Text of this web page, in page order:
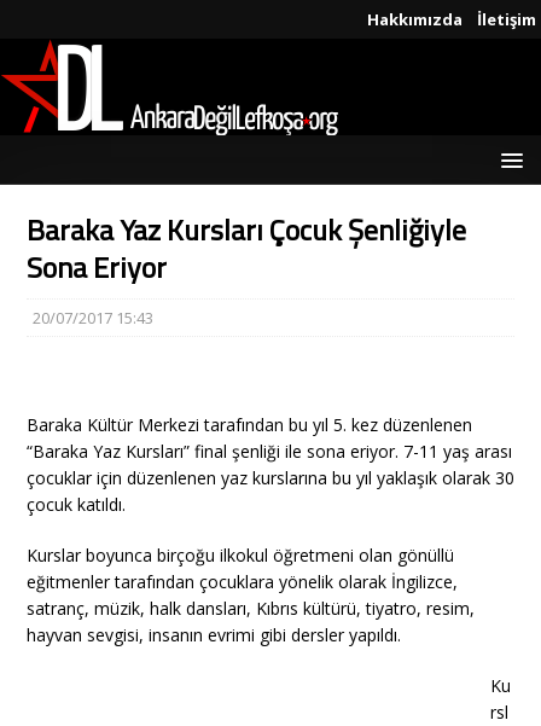
Hakkımızda İletişim
Baraka Yaz Kursları Çocuk Şenliğiyle
Sona Eriyor
20/07/2017 15:43
Baraka Kültür Merkezi tarafından bu yıl 5. kez düzenlenen
“Baraka Yaz Kursları” final şenliği ile sona eriyor. 7-11 yaş arası
çocuklar için düzenlenen yaz kurslarına bu yıl yaklaşık olarak 30
çocuk katıldı.
Kurslar boyunca birçoğu ilkokul öğretmeni olan gönüllü
eğitmenler tarafından çocuklara yönelik olarak İngilizce,
satranç, müzik, halk dansları, Kıbrıs kültürü, tiyatro, resim,
hayvan sevgisi, insanın evrimi gibi dersler yapıldı.
Ku
rsl